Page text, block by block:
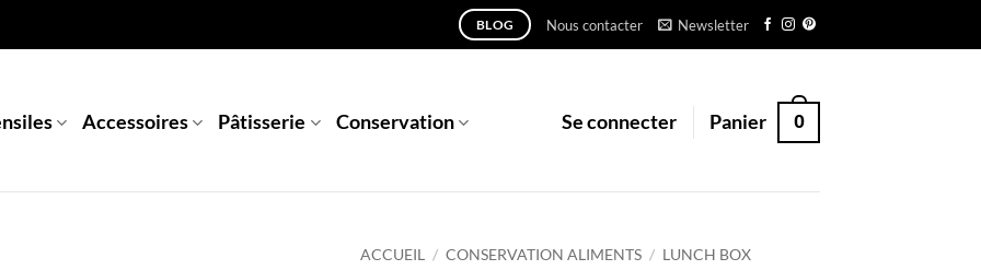
BLOG Nous contacter Newsletter
Accessoires Pâtisserie Conservation Se connecter Panier 0
ACCUEIL / CONSERVATION ALIMENTS / LUNCH BOX